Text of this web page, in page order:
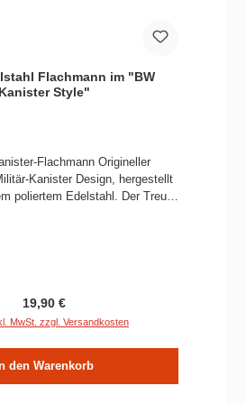
Flachmann im "BW
Kanister Style"
Flachmann Origineller
Kanister Design, hergestellt
poliertem Edelstahl. Der Treue
Regulärer Preis:
19,90 €
MwSt. zzgl. Versandkosten
den Warenkorb